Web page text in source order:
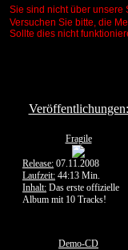
Sie sind nicht über unsere
Versuchen Sie bitte, die
Sollte dies nicht
Veröffentlichungen:
Fragile
Release: 07.11.2008
Laufzeit: 44:13 Min.
Inhalt: Das erste offizielle
Album mit 10 Tracks!
Demo-CD